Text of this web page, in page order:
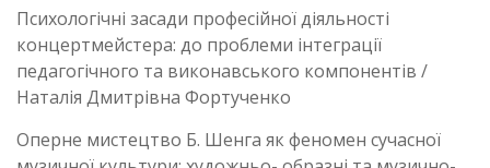
Психологічні засади професійної діяльності
концертмейстера: до проблеми інтеграції
педагогічного та виконавського компонентів /
Наталія Дмитрівна Фортученко
Оперне мистецтво Б. Шенга як феномен сучасної